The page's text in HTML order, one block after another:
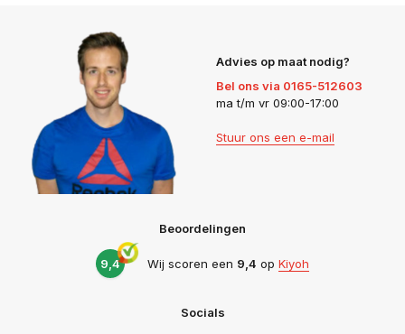
Advies op maat nodig?
Bel ons via 0165-512603
ma t/m vr 09:00-17:00
Stuur ons een e-mail
Beoordelingen
9,4 Wij scoren een 9,4 op Kiyoh
Socials